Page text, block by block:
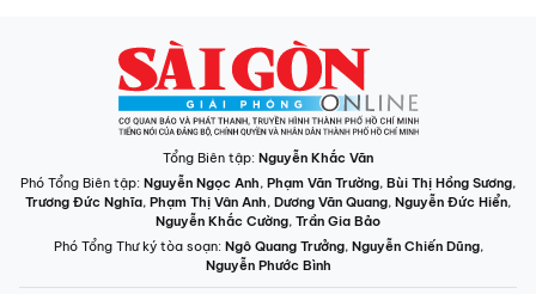
Tổng Biên tập: Nguyễn Khắc Văn
Phó Tổng Biên tập: Nguyễn Ngọc Anh, Phạm Văn Trường, Bùi Thị Hồng Sương,
Trương Đức Nghĩa, Phạm Thị Vân Anh, Dương Văn Quang, Nguyễn Đức Hiển,
Nguyễn Khắc Cường, Trần Gia Bảo
Phó Tổng Thư ký tòa soạn: Ngô Quang Trưởng, Nguyễn Chiến Dũng,
Nguyễn Phước Bình